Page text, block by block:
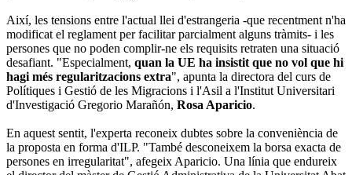
Així, les tensions entre l'actual llei d'estrangeria -que recentment n'ha
modificat el reglament per facilitar parcialment alguns tràmits- i les
persones que no poden complir-ne els requisits retraten una situació
desafiant. "Especialment, quan la UE ha insistit que no vol que hi
hagi més regularitzacions extra", apunta la directora del curs de
Polítiques i Gestió de les Migracions i l'Asil a l'Institut Universitari
d'Investigació Gregorio Marañón, Rosa Aparicio.
En aquest sentit, l'experta reconeix dubtes sobre la conveniència de
la proposta en forma d'ILP. "També desconeixem la borsa exacta de
persones en irregularitat", afegeix Aparicio. Una línia que endureix